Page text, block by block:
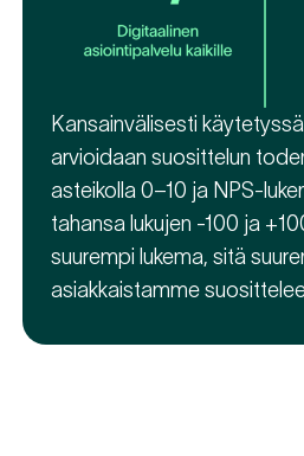
Kansainvälisesti
arvioidaan suosittelun
asteikolla 0–10 ja NPS-
tahansa lukujen -100 ja
suurempi lukema, sitä
asiakkaistamme